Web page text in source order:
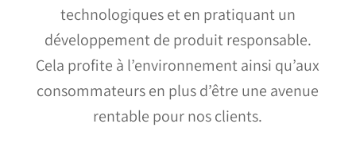
technologiques et en pratiquant un
développement de produit responsable.
Cela profite à l’environnement ainsi qu’aux
consommateurs en plus d’être une avenue
rentable pour nos clients.